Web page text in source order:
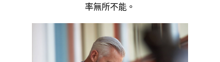
率無所不能。